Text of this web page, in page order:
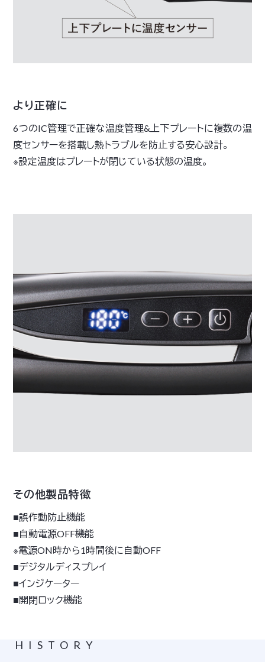
より正確に
6つのIC管理で正確な温度管理&上下プレートに複数の温
度センサーを搭載し熱トラブルを防止する安心設計。
※設定温度はプレートが閉じている状態の温度。
その他製品特徴
■誤作動防止機能
■自動電源OFF機能
※電源ON時から1時間後に自動OFF
■デジタルディスプレイ
■インジケーター
■開閉ロック機能
HISTORY